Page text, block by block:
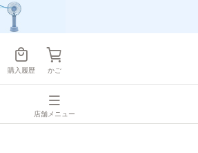
購入履歴 かご
店舗メニュー